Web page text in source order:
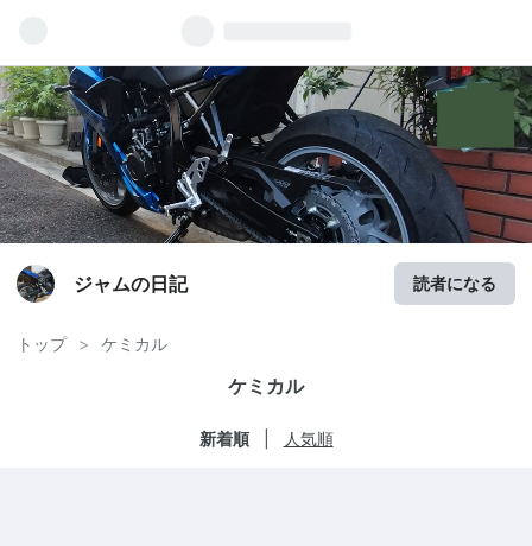
ジャムの日記 読者になる
トップ > ケミカル
ケミカル
新着順 人気順